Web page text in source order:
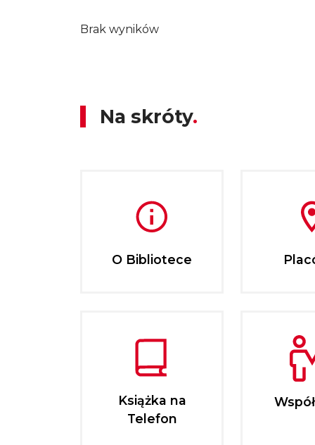
Brak wyników
Na skróty
O Bibliotece
Książka na
Telefon